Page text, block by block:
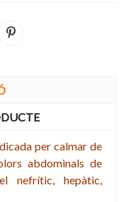
per calmar de
abdominals de
nefrític, hepàtic,